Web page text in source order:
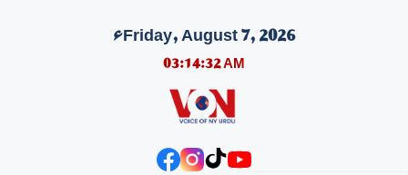
Friday, August 7, 2026ء
03:14:33 AM